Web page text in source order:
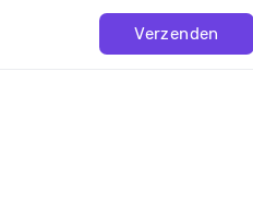
Verzenden